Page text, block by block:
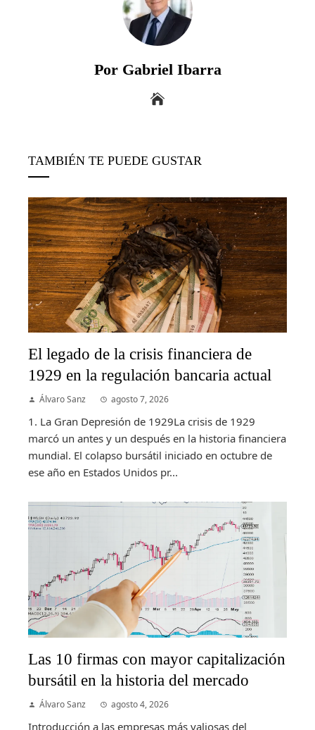
Por Gabriel Ibarra
TAMBIÉN TE PUEDE GUSTAR
El legado de la crisis financiera de
1929 en la regulación bancaria actual
Álvaro Sanz agosto 7, 2026
1. La Gran Depresión de 1929La crisis de 1929
marcó un antes y un después en la historia financiera
mundial. El colapso bursátil iniciado en octubre de
ese año en Estados Unidos pr...
Las 10 firmas con mayor capitalización
bursátil en la historia del mercado
Álvaro Sanz agosto 4, 2026
Introducción a las empresas más valiosas del